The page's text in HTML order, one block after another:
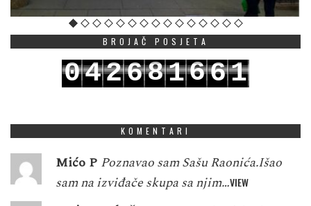
BROJAČ POSJETA
042681661
KOMENTARI
Mićo P Poznavao sam Sašu Raonića.Išao
sam na izviđače skupa sa njim…VIEW